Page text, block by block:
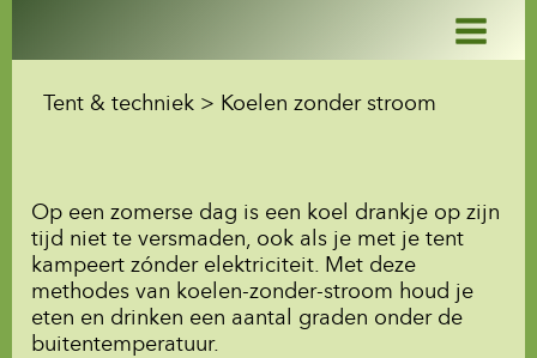
de
inhoudTent & techniek > Koelen zonder stroom
Op een zomerse dag is een koel drankje op zijn
tijd niet te versmaden, ook als je met je tent
kampeert zónder elektriciteit. Met deze
methodes van koelen-zonder-stroom houd je
eten en drinken een aantal graden onder de
buitentemperatuur.